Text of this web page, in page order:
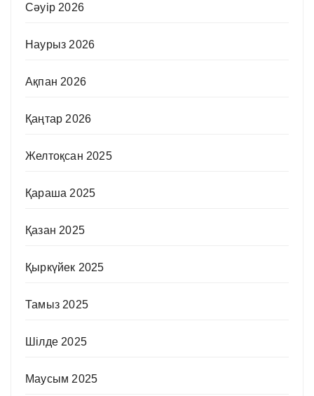
Сәуір 2026
Наурыз 2026
Ақпан 2026
Қаңтар 2026
Желтоқсан 2025
Қараша 2025
Қазан 2025
Қыркүйек 2025
Тамыз 2025
Шілде 2025
Маусым 2025